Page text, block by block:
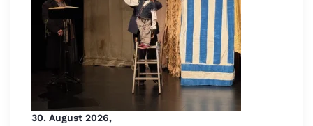
30. August 2026,